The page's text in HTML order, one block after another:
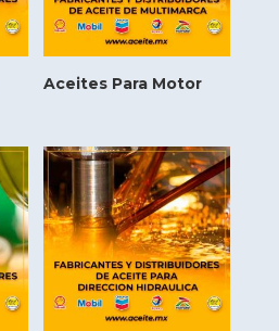
Aceites Para Motor